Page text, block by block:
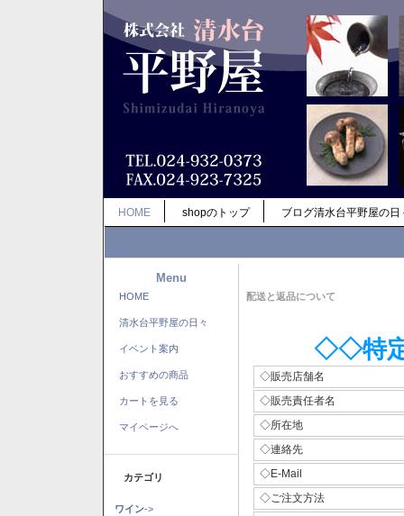
HOME shopのトップ ブログ清水台平野屋の日
Menu
HOME
清水台平野屋の日々
イベント案内
おすすめの商品
カートを見る
マイページへ
カテゴリ
ワイン->
配送と返品について
◇◇特
◇販売店舗名
◇販売責任者名
◇所在地
◇連絡先
◇E-Mail
◇ご注文方法